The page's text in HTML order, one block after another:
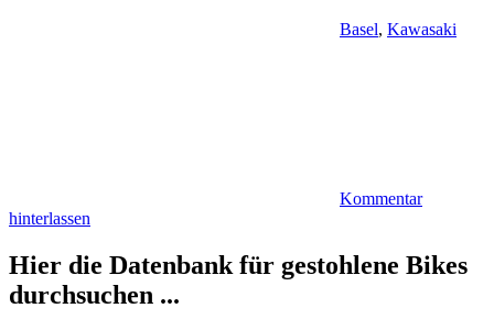
Basel, Kawasaki
Kommentar
hinterlassen
Hier die Datenbank für gestohlene Bikes
durchsuchen ...